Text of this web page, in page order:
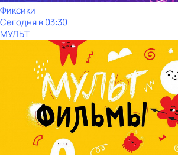
Фиксики
Сегодня в 03:30
МУЛЬТ